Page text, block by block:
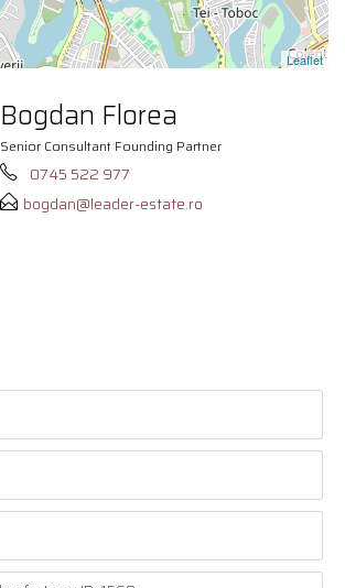
Leaflet
Bogdan Florea
Senior Consultant Founding Partner
0745 522 977
bogdan@leader-estate.ro